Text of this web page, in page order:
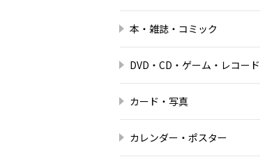
本・雑誌・コミック
DVD・CD・ゲーム・レコード
カード・写真
カレンダー・ポスター